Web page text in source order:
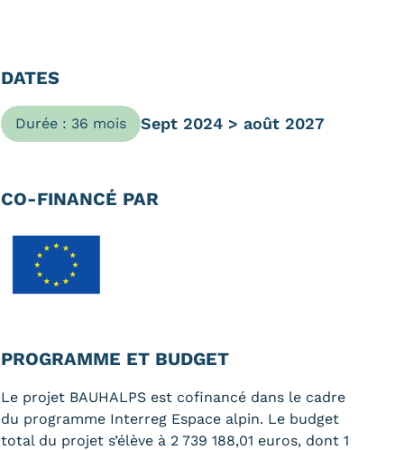
DATES
Durée : 36 mois Sept 2024 > août 2027
CO-FINANCÉ PAR
PROGRAMME ET BUDGET
Le projet BAUHALPS est cofinancé dans le cadre
du programme Interreg Espace alpin. Le budget
total du projet s’élève à 2 739 188,01 euros, dont 1